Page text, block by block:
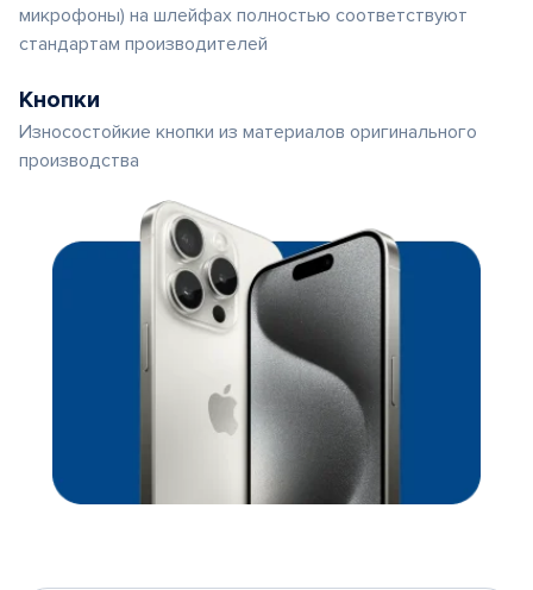
микрофоны) на шлейфах полностью соответствуют
стандартам производителей
Кнопки
Износостойкие кнопки из материалов оригинального
производства